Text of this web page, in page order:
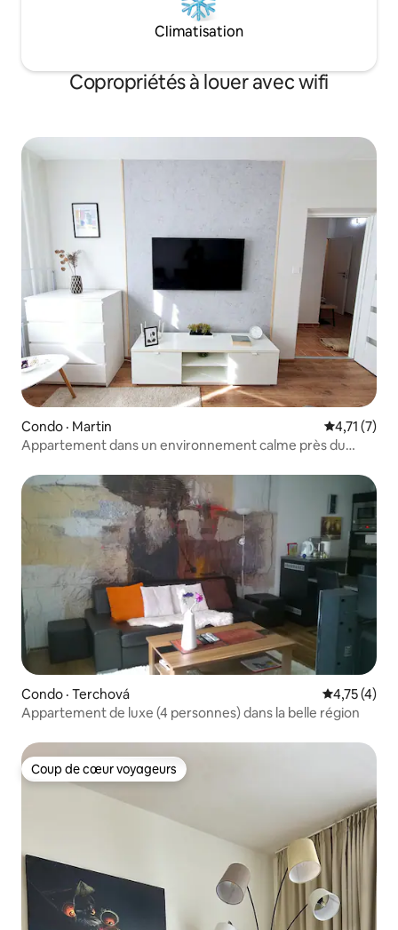
Climatisation
Copropriétés à louer avec wifi
Condo · Martin Note
4,71 (7)
Appartement dans un environnement calme près du
Condo · Terchová Note
4,75 (4)
Appartement de luxe (4 personnes) dans la belle région
Coup de cœur voyageurs
Coup de cœur voyageurs